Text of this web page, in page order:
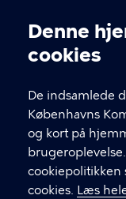
Denne
cookies
De indsamlede
Københavns
og kort på
cookiepolitikken
cookies. Læs
Kontakt
T
fFind andre
CVR-nummer
GENVEJE